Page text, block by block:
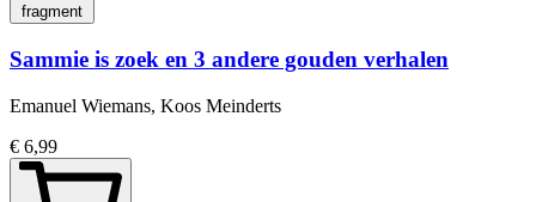
fragment
Sammie is zoek en 3 andere gouden verhalen
Emanuel Wiemans, Koos Meinderts
€ 6,99